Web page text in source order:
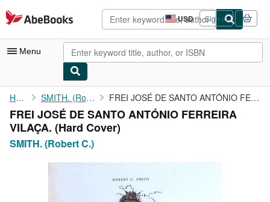
Skip to main content
AbeBooks.com USD
Site
shopping
preferences
Sign in
Menu
My Account
My Purchases
Advanced Search
Browse Collections
Home SMITH. (Robert C.) FREI JOSÉ DE SANTO ANTÓNIO FERREIRA VILAÇA.
FREI JOSÉ DE SANTO ANTÓNIO FERREIRA
VILAÇA. (Hard Cover)
SMITH. (Robert C.)